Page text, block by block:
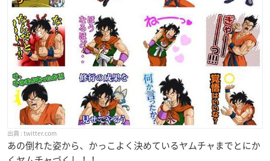
twitter.com
あの倒れた姿から、かっこよく決めているヤムチャまでとにか